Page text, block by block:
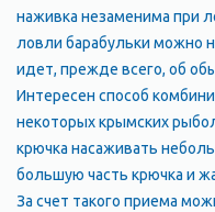
наживка незаменима при
ловли барабульки можно
идет, прежде всего, об
Интересен способ
некоторых крымских
крючка насаживать
большую часть крючка и
За счет такого приема